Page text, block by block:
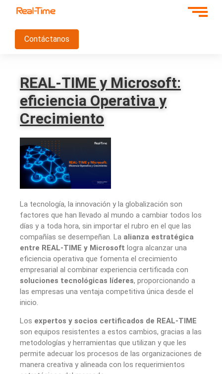
Contáctanos
REAL-TIME y Microsoft:
eficiencia Operativa y
Crecimiento
La tecnología, la innovación y la globalización son
factores que han llevado al mundo a cambiar todos los
días y a toda hora, sin importar el rubro en el que las
compañías se desempeñan. La alianza estratégica
entre REAL-TIME y Microsoft logra alcanzar una
eficiencia operativa que fomenta el crecimiento
empresarial al combinar experiencia certificada con
soluciones tecnológicas líderes, proporcionando a
las empresas una ventaja competitiva única desde el
inicio.
Los expertos y socios certificados de REAL-TIME
son equipos resistentes a estos cambios, gracias a las
metodologías y herramientas que utilizan y que les
permite adecuar los procesos de las organizaciones de
manera creativa y alineada con los requerimientos